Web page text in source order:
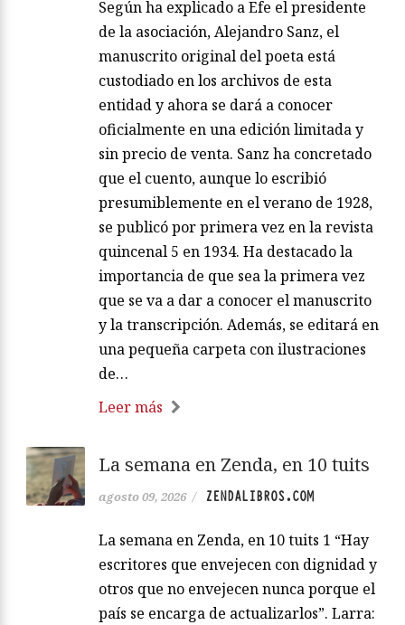
Según ha explicado a Efe el presidente
de la asociación, Alejandro Sanz, el
manuscrito original del poeta está
custodiado en los archivos de esta
entidad y ahora se dará a conocer
oficialmente en una edición limitada y
sin precio de venta. Sanz ha concretado
que el cuento, aunque lo escribió
presumiblemente en el verano de 1928,
se publicó por primera vez en la revista
quincenal 5 en 1934. Ha destacado la
importancia de que sea la primera vez
que se va a dar a conocer el manuscrito
y la transcripción. Además, se editará en
una pequeña carpeta con ilustraciones
de…
Leer más
La semana en Zenda, en 10 tuits
agosto 09, 2026 / ZENDALIBROS.COM
La semana en Zenda, en 10 tuits 1 “Hay
escritores que envejecen con dignidad y
otros que no envejecen nunca porque el
país se encarga de actualizarlos”. Larra: